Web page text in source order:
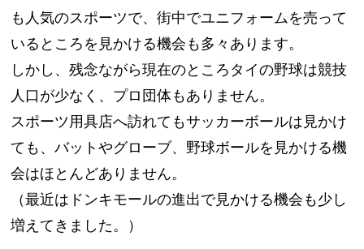
も人気のスポーツで、街中でユニフォームを売って
いるところを見かける機会も多々あります。
しかし、残念ながら現在のところタイの野球は競技
人口が少なく、プロ団体もありません。
スポーツ用具店へ訪れてもサッカーボールは見かけ
ても、バットやグローブ、野球ボールを見かける機
会はほとんどありません。
（最近はドンキモールの進出で見かける機会も少し
増えてきました。）